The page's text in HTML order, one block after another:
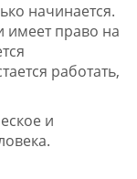
начинается.
имеет право на
работать,
и